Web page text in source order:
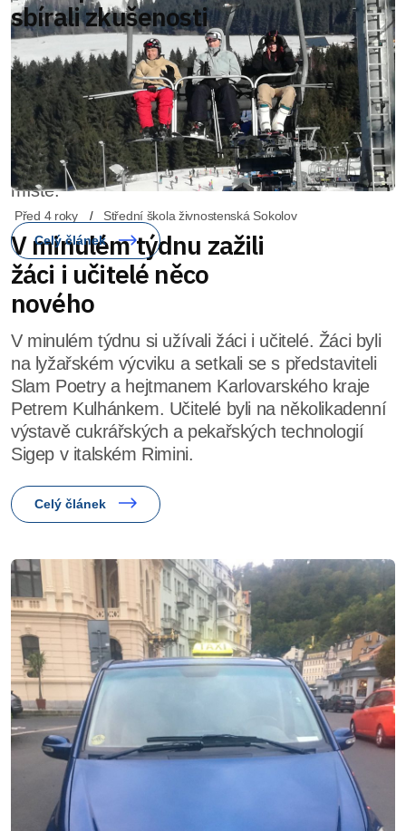
Před 4 roky Střední škola živnostenská Sokolov
V minulém týdnu zažili
žáci i učitelé něco
nového
V minulém týdnu si užívali žáci i učitelé. Žáci byli
na lyžařském výcviku a setkali se s představiteli
Slam Poetry a hejtmanem Karlovarského kraje
Petrem Kulhánkem. Učitelé byli na několikadenní
výstavě cukrářských a pekařských technologií
Sigep v italském Rimini.
Celý článek